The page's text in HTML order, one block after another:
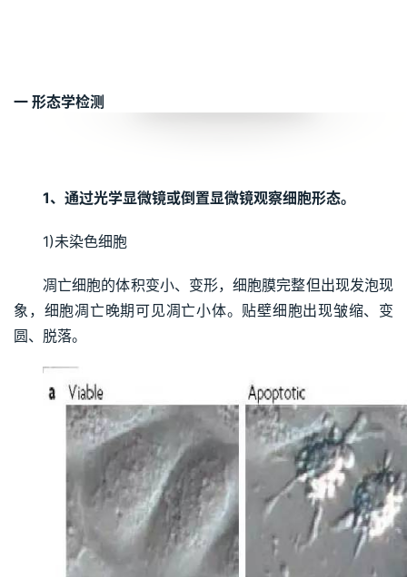
一 形态学检测
1、通过光学显微镜或倒置显微镜观察细胞形态。
1)未染色细胞
凋亡细胞的体积变小、变形，细胞膜完整但出现发泡现
象，细胞凋亡晚期可见凋亡小体。贴壁细胞出现皱缩、变
圆、脱落。